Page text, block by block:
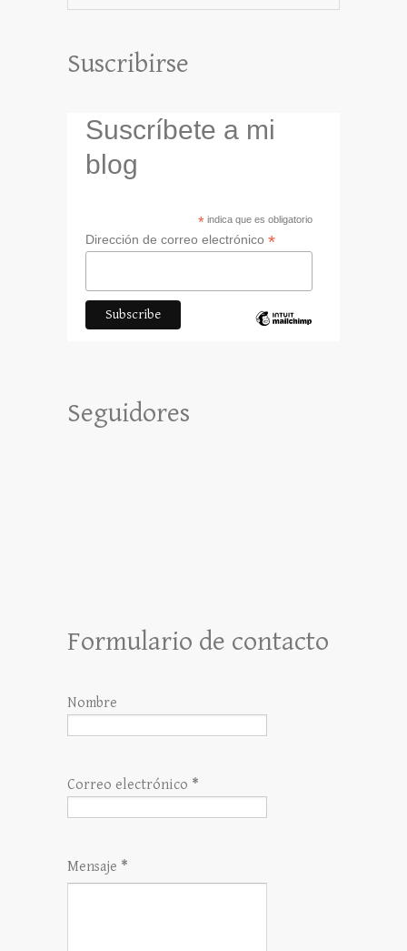
Suscribirse
Suscríbete a mi
blog
*indica que es obligatorio
Dirección de correo electrónico *
Seguidores
Formulario de contacto
Nombre
Correo electrónico *
Mensaje *